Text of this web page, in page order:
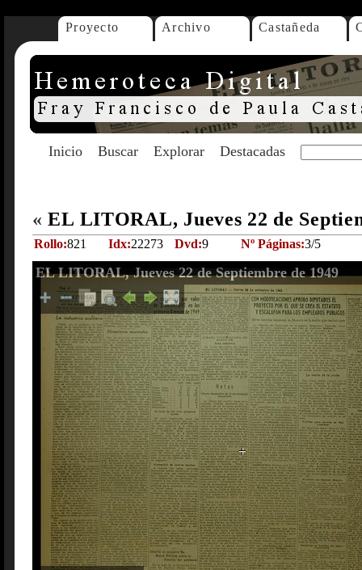
Proyecto Archivo Castañeda
Inicio Buscar Explorar Destacadas
« EL LITORAL, Jueves 22 de
Rollo:821 Idx:22273 Dvd:9 Nº Páginas:3/5
EL LITORAL, Jueves 22 de Septiembre de 1949